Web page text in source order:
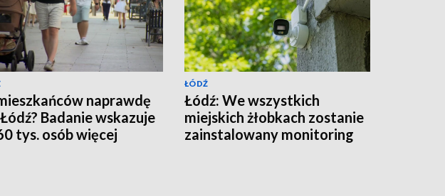
naprawdę
Badanie wskazuje
tys. osób więcej
ŁÓDŹ
Łódź: We wszystkich
miejskich żłobkach zostanie
zainstalowany monitoring